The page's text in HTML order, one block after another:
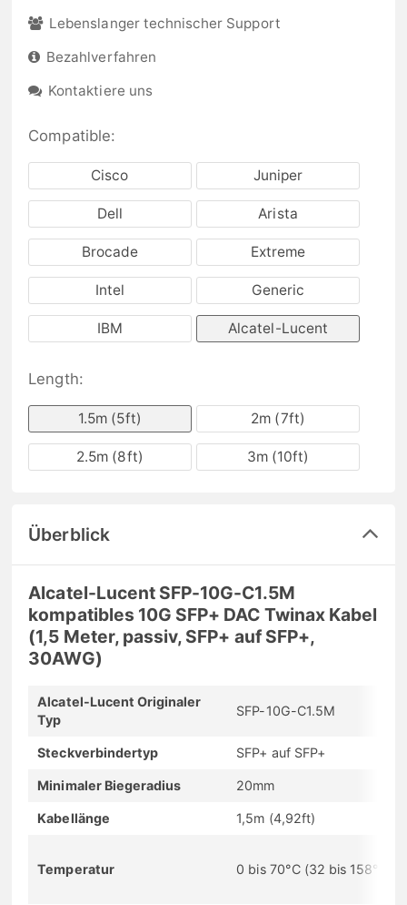
Lebenslanger technischer Support
Bezahlverfahren
Kontaktiere uns
Compatible:
Cisco Juniper
Dell Arista
Brocade Extreme
Intel Generic
IBM Alcatel-Lucent
Length:
1.5m (5ft) 2m (7ft)
2.5m (8ft) 3m (10ft)
Überblick
Alcatel-Lucent SFP-10G-C1.5M
kompatibles 10G SFP+ DAC Twinax Kabel
(1,5 Meter, passiv, SFP+ auf SFP+,
30AWG)
Alcatel-Lucent Originaler
Typ
SFP-10G-C1.5M
Steckverbindertyp SFP+ auf SFP+
Minimaler Biegeradius 20mm
Kabellänge 1,5m (4,92ft)
Temperatur 0 bis 70°C (32 bis 158°F)